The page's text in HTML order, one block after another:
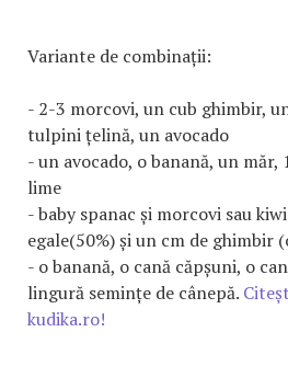
Variante de combinații:
- 2-3 morcovi, un cub ghimbir,
tulpini țelină, un avocado
- un avocado, o banană, un
lime
- baby spanac și morcovi sau
egale(50%) și un cm de ghimbir
- o banană, o cană căpșuni, o
lingură semințe de cânepă.
kudika.ro!